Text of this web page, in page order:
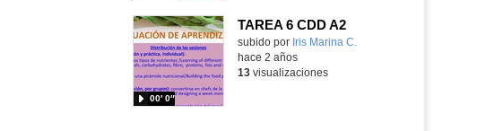
TAREA 6 CDD A2
subido por Iris Marina C.
00′ 0″
hace 2 años
13visualizaciones